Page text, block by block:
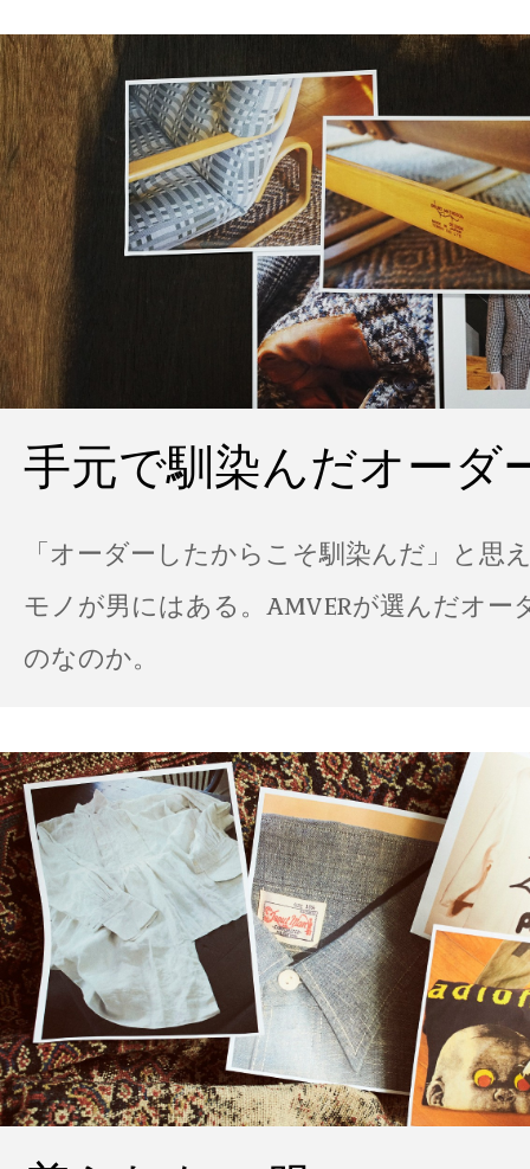
手元で馴染んだオーダ
「オーダーしたからこそ馴染んだ」と思
モノが男にはある。AMVERが選んだオー
のなのか。